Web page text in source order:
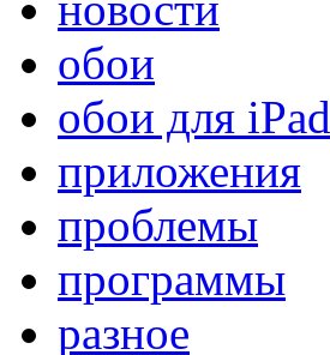
обои
обои для iPad
приложения
проблемы
программы
разное